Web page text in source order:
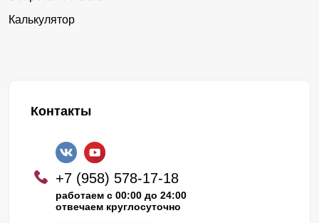
Калькулятор
Контакты
+7 (958) 578-17-18
работаем с 00:00 до 24:00
отвечаем круглосуточно